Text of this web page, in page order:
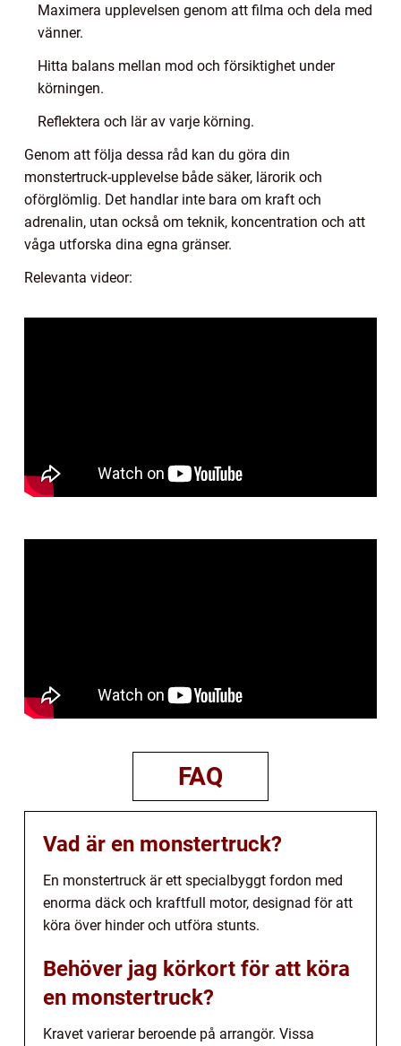
Maximera upplevelsen genom att filma och dela med
vänner.
Hitta balans mellan mod och försiktighet under
körningen.
Reflektera och lär av varje körning.
Genom att följa dessa råd kan du göra din
monstertruck-upplevelse både säker, lärorik och
oförglömlig. Det handlar inte bara om kraft och
adrenalin, utan också om teknik, koncentration och att
våga utforska dina egna gränser.
Relevanta videor:
FAQ
Vad är en monstertruck?
En monstertruck är ett specialbyggt fordon med
enorma däck och kraftfull motor, designad för att
köra över hinder och utföra stunts.
Behöver jag körkort för att köra
en monstertruck?
Kravet varierar beroende på arrangör. Vissa